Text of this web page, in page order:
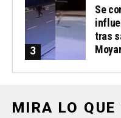
Se
tras
MIRA LO QUE